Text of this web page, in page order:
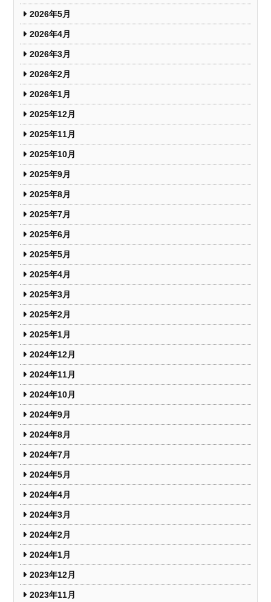
2026年5月
2026年4月
2026年3月
2026年2月
2026年1月
2025年12月
2025年11月
2025年10月
2025年9月
2025年8月
2025年7月
2025年6月
2025年5月
2025年4月
2025年3月
2025年2月
2025年1月
2024年12月
2024年11月
2024年10月
2024年9月
2024年8月
2024年7月
2024年5月
2024年4月
2024年3月
2024年2月
2024年1月
2023年12月
2023年11月